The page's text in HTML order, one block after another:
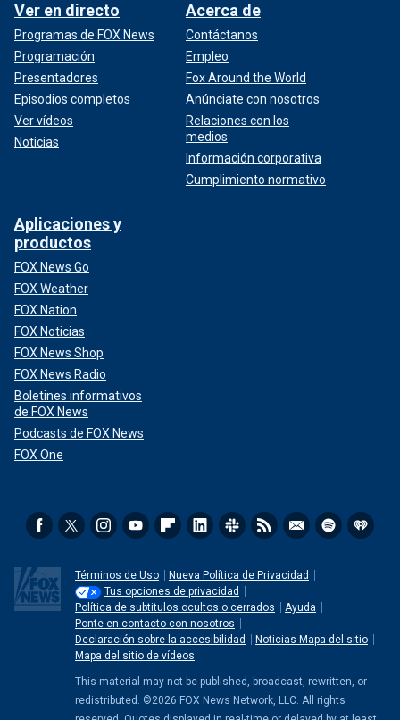
Ver en directo
Programas de FOX News
Programación
Presentadores
Episodios completos
Ver vídeos
Noticias
Acerca de
Contáctanos
Empleo
Fox Around the World
Anúnciate con nosotros
Relaciones con los
medios
Información corporativa
Cumplimiento normativo
Aplicaciones y
productos
FOX News Go
FOX Weather
FOX Nation
FOX Noticias
FOX News Shop
FOX News Radio
Boletines informativos
de FOX News
Podcasts de FOX News
FOX One
Términos de Uso
Nueva Política de Privacidad
Tus opciones de privacidad
Política de subtitulos ocultos o cerrados
Ayuda
Ponte en contacto con nosotros
Declaración sobre la accesibilidad
Noticias Mapa del sitio
Mapa del sitio de vídeos
This material may not be published, broadcast, rewritten, or
redistributed. ©2026 FOX News Network, LLC. All rights